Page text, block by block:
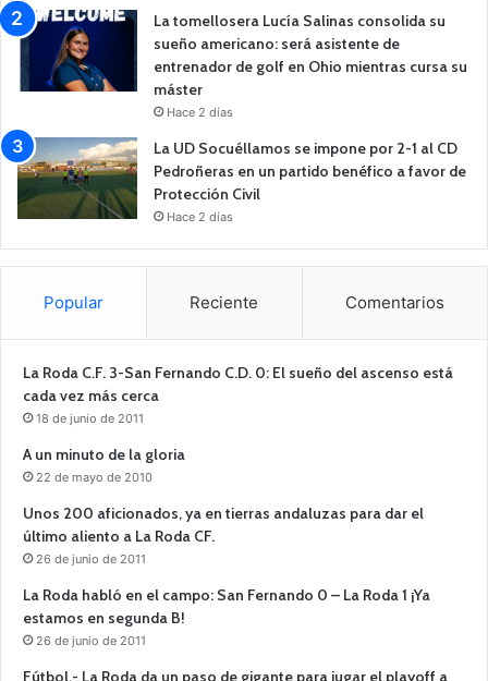
La tomellosera Lucía Salinas consolida su
sueño americano: será asistente de
entrenador de golf en Ohio mientras cursa su
máster
Hace 2 días
La UD Socuéllamos se impone por 2-1 al CD
Pedroñeras en un partido benéfico a favor de
Protección Civil
Hace 2 días
Popular Reciente Comentarios
La Roda C.F. 3-San Fernando C.D. 0: El sueño del ascenso está
cada vez más cerca
18 de junio de 2011
A un minuto de la gloria
22 de mayo de 2010
Unos 200 aficionados, ya en tierras andaluzas para dar el
último aliento a La Roda CF.
26 de junio de 2011
La Roda habló en el campo: San Fernando 0 – La Roda 1 ¡Ya
estamos en segunda B!
26 de junio de 2011
Fútbol.- La Roda da un paso de gigante para jugar el playoff a